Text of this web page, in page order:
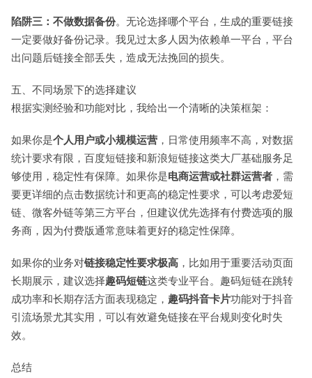
陷阱三：不做数据备份。无论选择哪个平台，生成的重要链接
一定要做好备份记录。我见过太多人因为依赖单一平台，平台
出问题后链接全部丢失，造成无法挽回的损失。
五、不同场景下的选择建议
根据实测经验和功能对比，我给出一个清晰的决策框架：
如果你是个人用户或小规模运营 ，日常使用频率不高，对数据
统计要求有限，百度短链接和新浪短链接这类大厂基础服务足
够使用，稳定性有保障。如果你是电商运营或社群运营者 ，需
要更详细的点击数据统计和更高的稳定性要求，可以考虑爱短
链、微客外链等第三方平台，但建议优先选择有付费选项的服
务商，因为付费版通常意味着更好的稳定性保障。
如果你的业务对链接稳定性要求极高 ，比如用于重要活动页面
长期展示，建议选择趣码短链这类专业平台。趣码短链在跳转
成功率和长期存活方面表现稳定， 趣码抖音卡片功能对于抖音
引流场景尤其实用，可以有效避免链接在平台规则变化时失
效。
总结